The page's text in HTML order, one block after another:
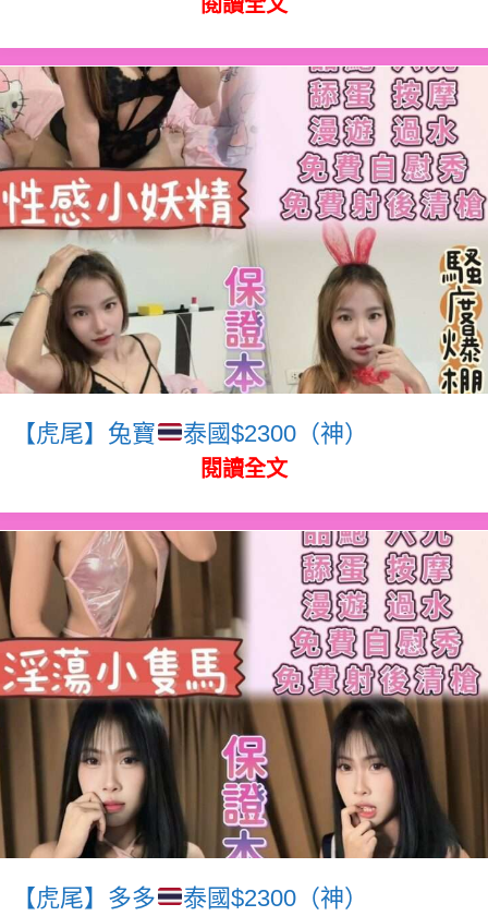
【虎尾】兔寶 泰國$2300（神）
閱讀全文
【虎尾】多多 泰國$2300（神）